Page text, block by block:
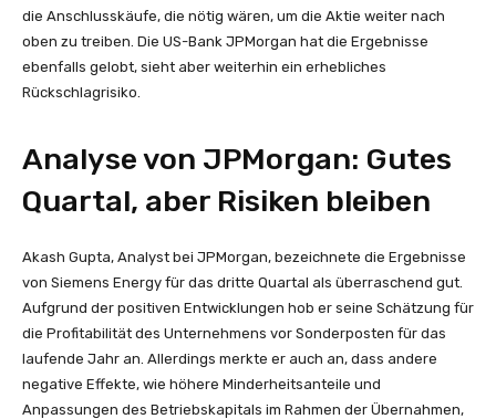
die Anschlusskäufe, die nötig wären, um die Aktie weiter nach
oben zu treiben. Die US-Bank JPMorgan hat die Ergebnisse
ebenfalls gelobt, sieht aber weiterhin ein erhebliches
Rückschlagrisiko.
Analyse von JPMorgan: Gutes
Quartal, aber Risiken bleiben
Akash Gupta, Analyst bei JPMorgan, bezeichnete die Ergebnisse
von Siemens Energy für das dritte Quartal als überraschend gut.
Aufgrund der positiven Entwicklungen hob er seine Schätzung für
die Profitabilität des Unternehmens vor Sonderposten für das
laufende Jahr an. Allerdings merkte er auch an, dass andere
negative Effekte, wie höhere Minderheitsanteile und
Anpassungen des Betriebskapitals im Rahmen der Übernahmen,